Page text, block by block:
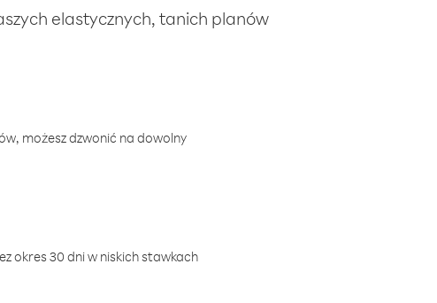
elastycznych, tanich planów
możesz dzwonić na dowolny
okres 30 dni w niskich stawkach